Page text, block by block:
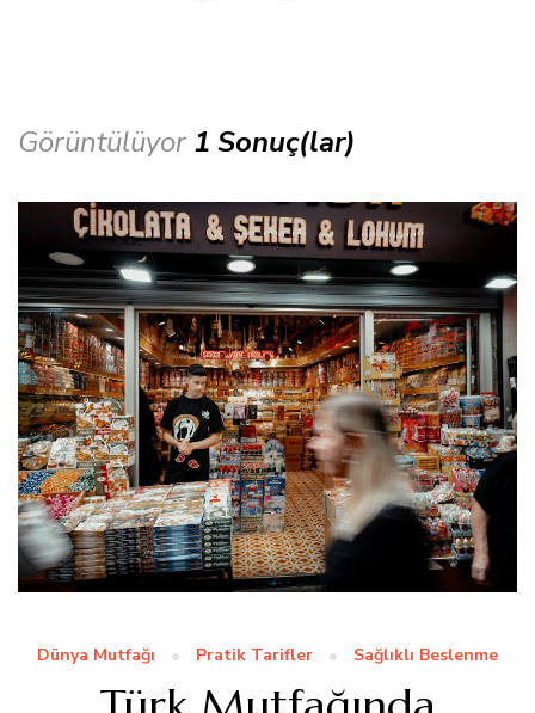
Görüntülüyor 1 Sonuç(lar)
Dünya Mutfağı Pratik Tarifler Sağlıklı Beslenme